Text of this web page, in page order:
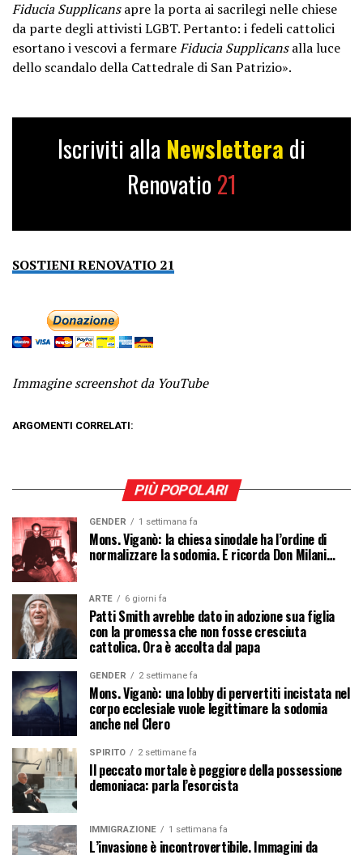
Fiducia Supplicansapre la porta ai sacrilegi nelle chiese
da parte degli attivisti LGBT. Pertanto: i fedeli cattolici
esortano i vescovi a fermareFiducia Supplicansalla luce
dello scandalo della Cattedrale di San Patrizio».
Iscriviti alla Newslettera di
Renovatio 21
SOSTIENI RENOVATIO 21
Immagine screenshot da YouTube
ARGOMENTI CORRELATI:
PIÙ POPOLARI
GENDER 1 settimana fa
Mons. Viganò: la chiesa sinodale ha l’ordine di
normalizzare la sodomia. E ricorda Don Milani…
ARTE 6 giorni fa
Patti Smith avrebbe dato in adozione sua figlia
con la promessa che non fosse cresciuta
cattolica. Ora è accolta dal papa
GENDER 2 settimane fa
Mons. Viganò: una lobby di pervertiti incistata nel
corpo ecclesiale vuole legittimare la sodomia
anche nel Clero
SPIRITO 2 settimane fa
Il peccato mortale è peggiore della possessione
demoniaca: parla l’esorcista
IMMIGRAZIONE 1 settimana fa
L’invasione è incontrovertibile. Immagini da